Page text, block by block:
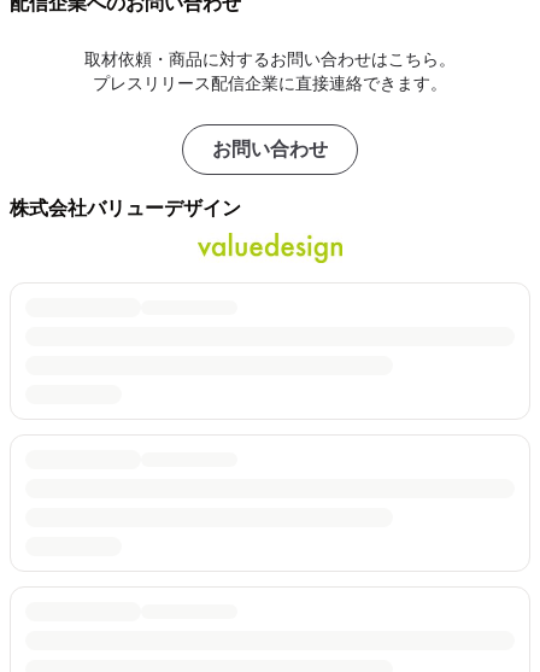
取材依頼・商品に対するお問い合わせはこちら。
プレスリリース配信企業に直接連絡できます。
お問い合わせ
株式会社バリューデザイン